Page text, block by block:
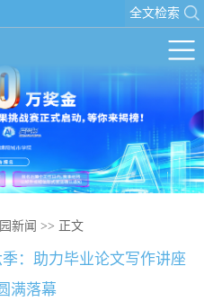
全文检索
新闻 >> 正文
：助力毕业论文写作讲座
满落幕